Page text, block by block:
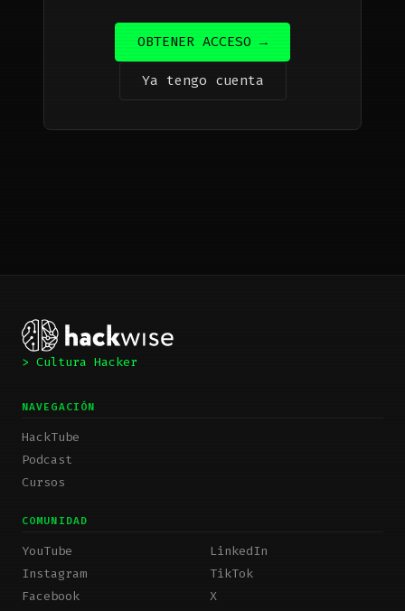
OBTENER ACCESO →
Ya tengo cuenta
> Cultura Hacker
NAVEGACIÓN
HackTube
Podcast
Cursos
COMUNIDAD
YouTube
Instagram
Facebook
LinkedIn
TikTok
X